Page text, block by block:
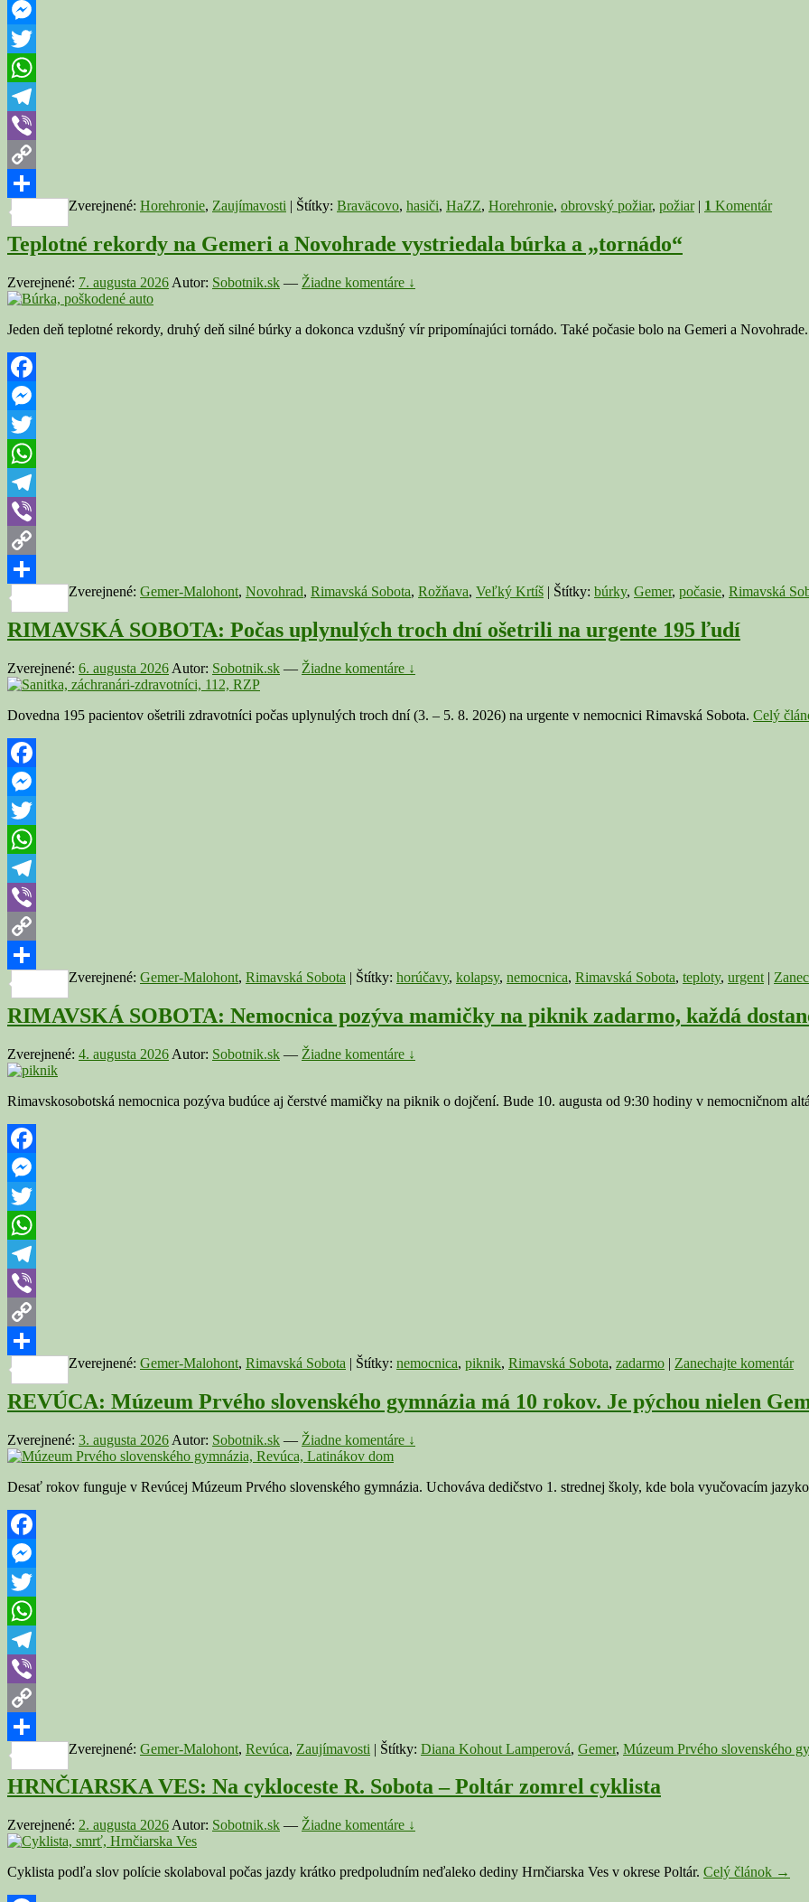
Facebook
Messenger
Twitter
WhatsApp
Telegram
Viber
Copy
Link
Share
Zverejnené: Horehronie, Zaujímavosti | Štítky: Braväcovo, hasiči, HaZZ, Horehronie, obrovský požiar, požiar | 1 Komentár
Teplotné rekordy na Gemeri a Novohrade vystriedala búrka a „tornádo“
Zverejnené: 7. augusta 2026 Autor: Sobotnik.sk — Žiadne komentáre ↓
Jeden deň teplotné rekordy, druhý deň silné búrky a dokonca vzdušný vír pripomínajúci tornádo. Také počasie bolo na Gemeri a Novohrade.
Facebook
Messenger
Twitter
WhatsApp
Telegram
Viber
Copy
Link
Share
Zverejnené: Gemer-Malohont, Novohrad, Rimavská Sobota, Rožňava, Veľký Krtíš | Štítky: búrky, Gemer, počasie, Rimavská
RIMAVSKÁ SOBOTA: Počas uplynulých troch dní ošetrili na urgente 195 ľudí
Zverejnené: 6. augusta 2026 Autor: Sobotnik.sk — Žiadne komentáre ↓
Dovedna 195 pacientov ošetrili zdravotníci počas uplynulých troch dní (3. – 5. 8. 2026) na urgente v nemocnici Rimavská Sobota. Celý
Facebook
Messenger
Twitter
WhatsApp
Telegram
Viber
Copy
Link
Share
Zverejnené: Gemer-Malohont, Rimavská Sobota | Štítky: horúčavy, kolapsy, nemocnica, Rimavská Sobota, teploty, urgent |
RIMAVSKÁ SOBOTA: Nemocnica pozýva mamičky na piknik zadarmo, každá
Zverejnené: 4. augusta 2026 Autor: Sobotnik.sk — Žiadne komentáre ↓
Rimavskosobotská nemocnica pozýva budúce aj čerstvé mamičky na piknik o dojčení. Bude 10. augusta od 9:30 hodiny v nemocničnom
Facebook
Messenger
Twitter
WhatsApp
Telegram
Viber
Copy
Link
Share
Zverejnené: Gemer-Malohont, Rimavská Sobota | Štítky: nemocnica, piknik, Rimavská Sobota, zadarmo | Zanechajte komentár
REVÚCA: Múzeum Prvého slovenského gymnázia má 10 rokov. Je pýchou nielen
Zverejnené: 3. augusta 2026 Autor: Sobotnik.sk — Žiadne komentáre ↓
Desať rokov funguje v Revúcej Múzeum Prvého slovenského gymnázia. Uchováva dedičstvo 1. strednej školy, kde bola vyučovacím
Facebook
Messenger
Twitter
WhatsApp
Telegram
Viber
Copy
Link
Share
Zverejnené: Gemer-Malohont, Revúca, Zaujímavosti | Štítky: Diana Kohout Lamperová, Gemer, Múzeum Prvého slovenského
HRNČIARSKA VES: Na cykloceste R. Sobota – Poltár zomrel cyklista
Zverejnené: 2. augusta 2026 Autor: Sobotnik.sk — Žiadne komentáre ↓
Cyklista podľa slov polície skolaboval počas jazdy krátko predpoludním neďaleko dediny Hrnčiarska Ves v okrese Poltár. Celý článok →